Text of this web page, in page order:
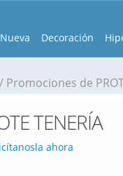
Decoración
Promociones de
TENERÍA
ahora